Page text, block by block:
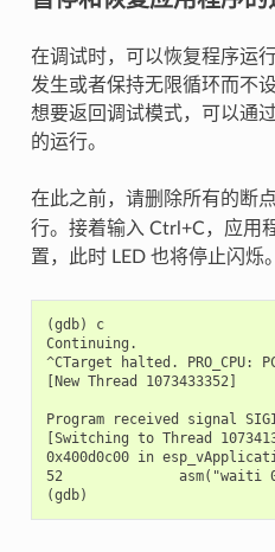
在调试时，可以恢复程序运
发生或者保持无限循环而不
想要返回调试模式，可以通
的运行。
在此之前，请删除所有的断
行。接着输入 Ctrl+C，应用
置，此时 LED 也将停止闪烁
(gdb) c
Continuing.
^CTarget halted. PRO_CPU:
[New Thread 1073433352]
Program received signal
[Switching to Thread
0x400d0c00 in
52              asm("waiti